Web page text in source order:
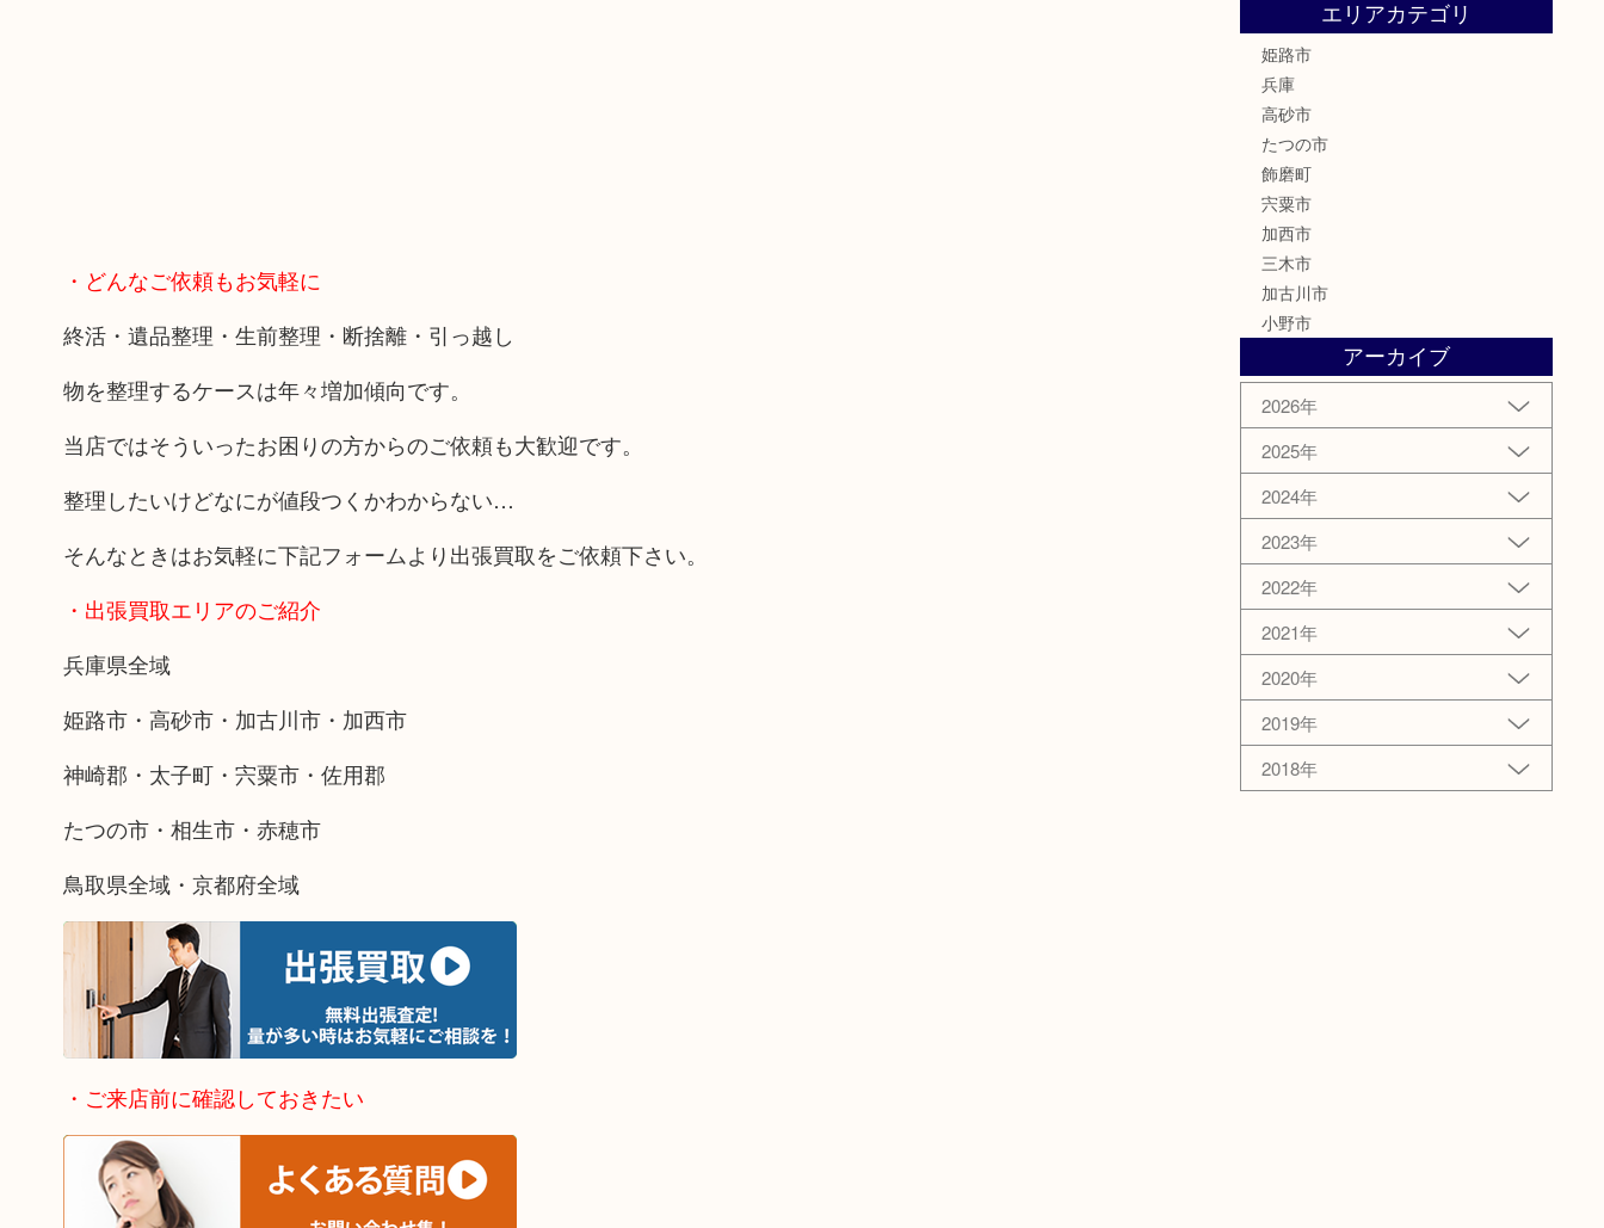
・どんなご依頼もお気軽に
終活・遺品整理・生前整理・断捨離・引っ越し
物を整理するケースは年々増加傾向です。
当店ではそういったお困りの方からのご依頼も大歓迎です。
整理したいけどなにが値段つくかわからない…
そんなときはお気軽に下記フォームより出張買取をご依頼下さい。
・出張買取エリアのご紹介
兵庫県全域
姫路市・高砂市・加古川市・加西市
神崎郡・太子町・宍粟市・佐用郡
たつの市・相生市・赤穂市
鳥取県全域・京都府全域
・ご来店前に確認しておきたい
エリアカテゴリ
姫路市
兵庫
高砂市
たつの市
飾磨町
宍粟市
加西市
三木市
加古川市
小野市
アーカイブ
2026年
2025年
2024年
2023年
2022年
2021年
2020年
2019年
2018年